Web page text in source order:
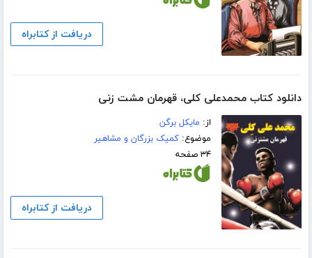
دریافت از کتابراه
دانلود کتاب محمدعلی کلی، قهرمان مشت زنی
از: مایکل برگن
موضوع:کمیک بزرگان و مشاهیر
۳۴ صفحه
دریافت از کتابراه